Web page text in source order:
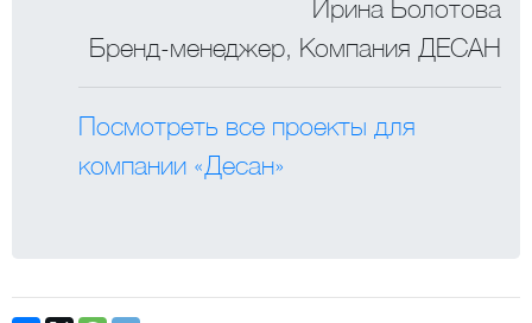
Ирина Болотова
Бренд-менеджер, Компания ДЕСАН
Посмотреть все проекты для
компании «Десан»